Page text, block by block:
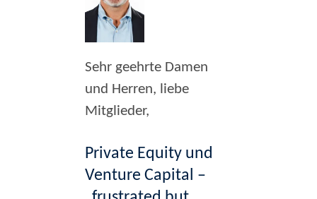
Sehr geehrte Damen
und Herren, liebe
Mitglieder,
Private Equity und
Venture Capital –